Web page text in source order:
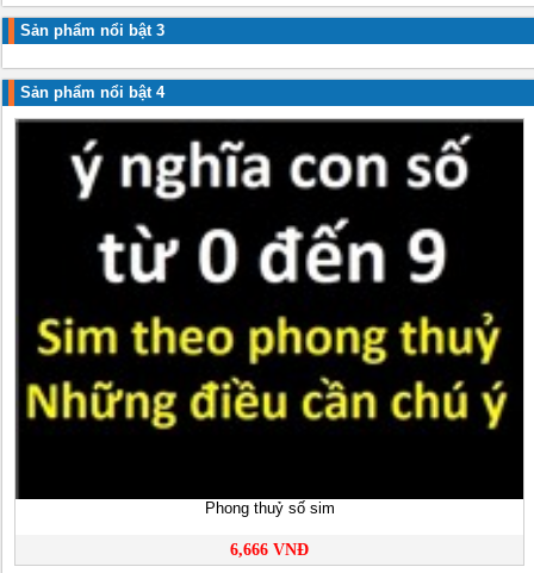
Sản phẩm nổi bật 3
Sản phẩm nổi bật 4
Phong thuỷ số sim
6,666 VNĐ